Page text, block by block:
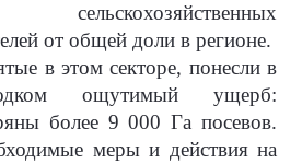
от общей доли в регионе.
в этом секторе, понесли в
ощутимый ущерб:
более 9 000 Га посевов.
меры и действия на